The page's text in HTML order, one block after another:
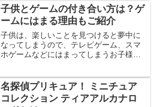
しアクセサリーは、傘の取っ手やペット
ボトルにつけて楽しめ...
子供とゲームの付き合い方は？ゲ
ームにはまる理由もご紹介
子供は、楽しいことを見つけると夢中に
なってしまうので、テレビゲーム、スマ
ホゲームなどにはまってしまうお子様は
が、子供のうちからゲームと上手に付き
合うことができれば、勉強に...
名探偵プリキュア！ ミニチュア
コレクション ティアアルカナロ